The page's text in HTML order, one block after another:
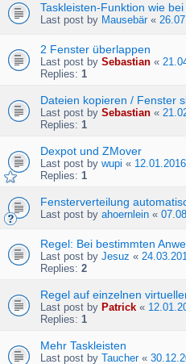
Taskleisten-Funktion wie
Last post by Mausebär«
2 Fenster überlappen
Last post by Sebastian «
Replies: 1
Dateien kopieren / Fenster
Last post by Sebastian «
Replies: 1
Dexpot und ZMover
Last post by wupi «
Replies: 1
Fensterverteilung
Last post by ahoernlein «
Regel: Bei bestimmten
Last post by Jesuz «
Replies: 2
Regel auf einzelnen
Last post by Patrick «
Replies: 1
Mehr Taskleisten
Last post by Taucher«